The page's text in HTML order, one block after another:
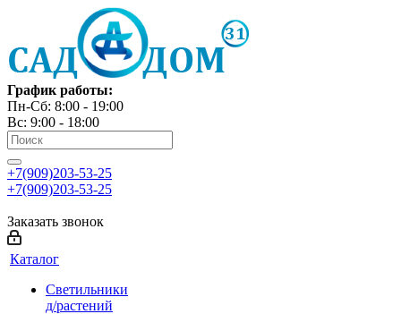
График работы:
Пн-Сб: 8:00 - 19:00
Вс: 9:00 - 18:00
+7(909)203-53-25
+7(909)203-53-25
Заказать звонок
Каталог
Светильники
д/растений